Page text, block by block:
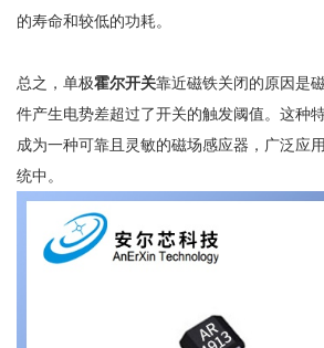
的寿命和较低的功耗。
总之，单极霍尔开关靠近磁铁关闭的原因是
件产生电势差超过了开关的触发阈值。这种
成为一种可靠且灵敏的磁场感应器，广泛应
统中。